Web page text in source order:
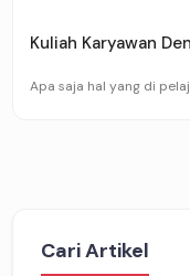
Kuliah Karyawan
Apa saja hal yang di
Cari Artikel